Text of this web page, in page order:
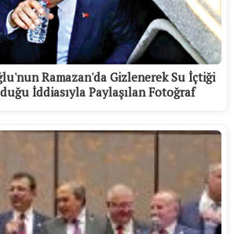
Ramazan'da Gizlenerek Su İçtiği
İddiasıyla Paylaşılan Fotoğraf